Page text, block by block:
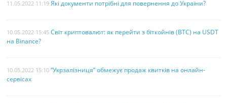
11.05.2022 11:19 Які документи потрібні для повернення до України?
10.05.2022 15:45 Світ криптовалют: як перейти з біткойнів (BTC) на USDT
на Binance?
10.05.2022 15:10 “Укрзалізниця” обмежує продаж квитків на онлайн-
сервісах